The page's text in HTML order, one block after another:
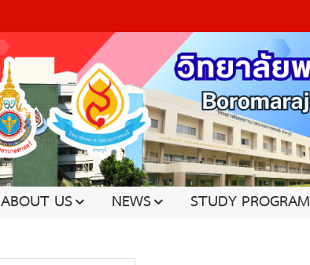
ABOUT US NEWS STUDY PROGRAM